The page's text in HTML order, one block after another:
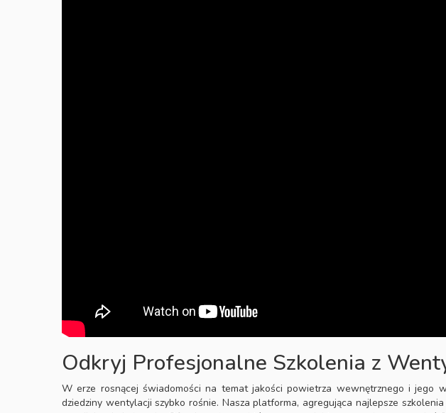
Odkryj Profesjonalne Szkolenia z
W erze rosnącej świadomości na temat jakości powietrza wewnętrznego i jego
dziedziny wentylacji szybko rośnie. Nasza platforma, agregująca najlepsze